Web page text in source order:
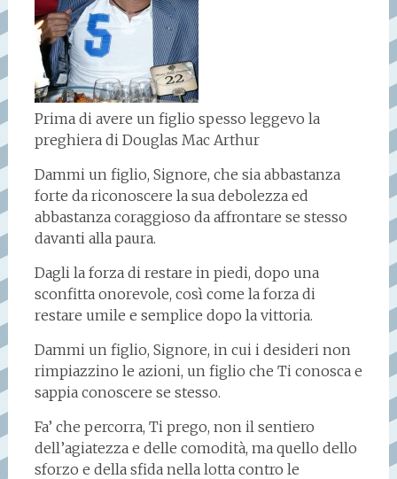
Prima di avere un figlio spesso leggevo la
preghiera di Douglas Mac Arthur
Dammi un figlio, Signore, che sia abbastanza
forte da riconoscere la sua debolezza ed
abbastanza coraggioso da affrontare se stesso
davanti alla paura.
Dagli la forza di restare in piedi, dopo una
sconfitta onorevole, così come la forza di
restare umile e semplice dopo la vittoria.
Dammi un figlio, Signore, in cui i desideri non
rimpiazzino le azioni, un figlio che Ti conosca e
sappia conoscere se stesso.
Fa’ che percorra, Ti prego, non il sentiero
dell’agiatezza e delle comodità, ma quello dello
sforzo e della sfida nella lotta contro le